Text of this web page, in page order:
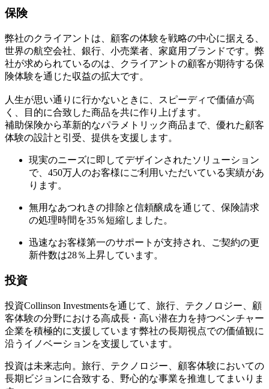
保険
弊社のクライアントは、顧客の体験を戦略の中心に据える、
世界の航空会社、銀行、小売業者、家庭用ブランドです。弊
社が求められているのは、クライアントの顧客が期待する保
険体験を通じた収益の拡大です。
人生が思い通りに行かないときに、スピーディで価値が高
く、目的に合致した商品を共に作り上げます。
補助保険から革新的なパラメトリック商品まで、優れた顧客
体験の設計と引受、提供を支援します。
現実のニーズに即してデザインされたソリューション
で、450万人のお客様にご利用いただいている実績があ
ります。
無用なあつれきの排除と信頼醸成を通じて、保険請求
の処理時間を35％短縮しました。
迅速なお客様第一のサポートが支持され、ご契約の更
新件数は28％上昇しています。
投資
投資Collinson Investmentsを通じて、旅行、テクノロジー、顧
客体験の分野における高成長・高い潜在力を持つベンチャー
企業を積極的に支援しています弊社の長期視点での価値観に
沿うイノベーションを支援しています。
投資は未来志向。旅行、テクノロジー、顧客体験においての
長期ビジョンに合致する、野心的な事業を推進してまいりま